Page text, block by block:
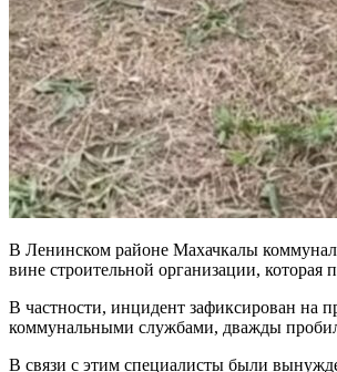
В Ленинском районе Махачкалы
вине строительной организации, которая
В частности, инцидент зафиксирован на
коммунальными службами, дважды
В связи с этим специалисты были